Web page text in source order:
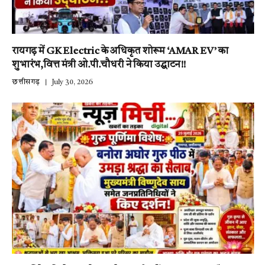
रायगढ़ में GK Electric के अधिकृत शोरूम ‘AMAR EV’ का
शुभारंभ,वित्त मंत्री ओ.पी.चौधरी ने किया उद्घाटन!!
छत्तीसगढ़ July 30, 2026